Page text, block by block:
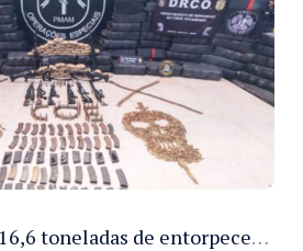
PMAM apreende 16,6 toneladas de entorpecentes e registra aumento nas prisões em flagrante e nas capturas de foragidos no primeiro semestre de 2026